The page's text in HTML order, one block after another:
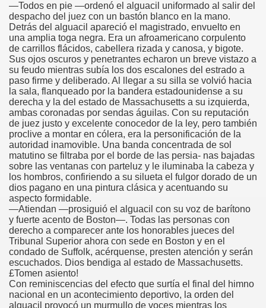
—Todos en pie —ordenó el alguacil uniformado al salir del
despacho del juez con un bastón blanco en la mano.
Detrás del alguacil apareció el magistrado, envuelto en
una amplia toga negra. Era un afroamericano corpulento
de carrillos flácidos, cabellera rizada y canosa, y bigote.
Sus ojos oscuros y penetrantes echaron un breve vistazo a
su feudo mientras subía los dos escalones del estrado a
paso firme y deliberado. Al llegar a su silla se volvió hacia
la sala, flanqueado por la bandera estadounidense a su
derecha y la del estado de Massachusetts a su izquierda,
ambas coronadas por sendas águilas. Con su reputación
de juez justo y excelente conocedor de la ley, pero también
proclive a montar en cólera, era la personificación de la
autoridad inamovible. Una banda concentrada de sol
matutino se filtraba por el borde de las persia- nas bajadas
sobre las ventanas con parteluz y le iluminaba la cabeza y
los hombros, confiriendo a su silueta el fulgor dorado de un
dios pagano en una pintura clásica y acentuando su
aspecto formidable.
—Atiendan —prosiguió el alguacil con su voz de barítono
y fuerte acento de Boston—. Todas las personas con
derecho a comparecer ante los honorables jueces del
Tribunal Superior ahora con sede en Boston y en el
condado de Suffolk, acérquense, presten atención y serán
escuchados. Dios bendiga al estado de Massachusetts.
£Tomen asiento!
Con reminiscencias del efecto que surtía el final del himno
nacional en un acontecimiento deportivo, la orden del
alguacil provocó un murmullo de voces mientras los